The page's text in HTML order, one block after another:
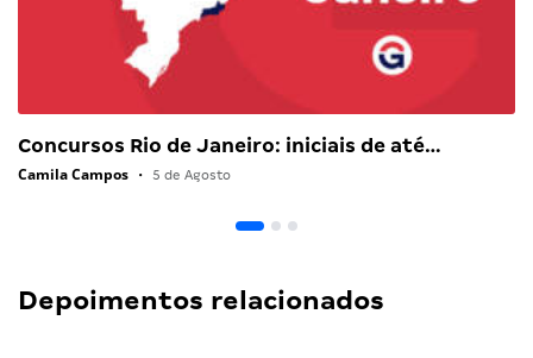
Concursos Rio de Janeiro: iniciais de até…
Camila Campos • 5 de Agosto
Depoimentos relacionados